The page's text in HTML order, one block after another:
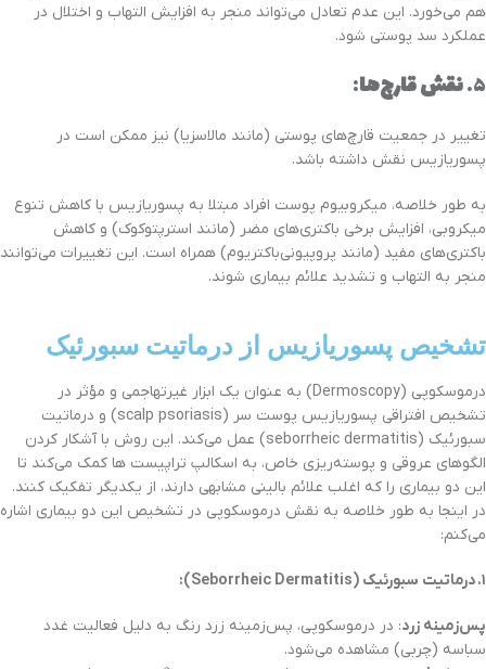
هم می‌خورد. این عدم تعادل می‌تواند منجر به افزایش التهاب و اختلال در
عملکرد سد پوستی شود.
۵. نقش قارچ‌ها:
تغییر در جمعیت قارچ‌های پوستی (مانند مالاسزیا) نیز ممکن است در
پسوریازیس نقش داشته باشد.
به طور خلاصه، میکروبیوم پوست افراد مبتلا به پسوریازیس با کاهش تنوع
میکروبی، افزایش برخی باکتری‌های مضر (مانند استرپتوکوک) و کاهش
باکتری‌های مفید (مانند پروپیونی‌باکتریوم) همراه است. این تغییرات می‌توانند
منجر به التهاب و تشدید علائم بیماری شوند.
تشخیص پسوریازیس از درماتیت سبورئیک
درموسکوپی (Dermoscopy) به عنوان یک ابزار غیرتهاجمی و مؤثر در
تشخیص افتراقی پسوریازیس پوست سر (scalp psoriasis) و درماتیت
سبورئیک (seborrheic dermatitis) عمل می‌کند. این روش با آشکار کردن
الگوهای عروقی و پوسته‌ریزی خاص، به اسکالپ تراپیست ها کمک می‌کند تا
این دو بیماری را که اغلب علائم بالینی مشابهی دارند، از یکدیگر تفکیک کنند.
در اینجا به طور خلاصه به نقش درموسکوپی در تشخیص این دو بیماری اشاره
می‌کنم:
۱.درماتیت سبورئیک (Seborrheic Dermatitis):
پس‌زمینه زرد: در درموسکوپی، پس‌زمینه زرد رنگ به دلیل فعالیت غدد
سباسه (چربی) مشاهده می‌شود.